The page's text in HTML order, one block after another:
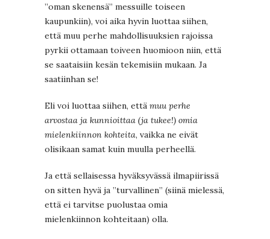
”oman skenensä” messuille toiseen
kaupunkiin), voi aika hyvin luottaa siihen,
että muu perhe mahdollisuuksien rajoissa
pyrkii ottamaan toiveen huomioon niin, että
se saataisiin kesän tekemisiin mukaan. Ja
saatiinhan se!
Eli voi luottaa siihen, että muu perhe
arvostaa ja kunnioittaa (ja tukee!) omia
mielenkiinnon kohteita, vaikka ne eivät
olisikaan samat kuin muulla perheellä.
Ja että sellaisessa hyväksyvässä ilmapiirissä
on sitten hyvä ja ”turvallinen” (siinä mielessä,
että ei tarvitse puolustaa omia
mielenkiinnon kohteitaan) olla.